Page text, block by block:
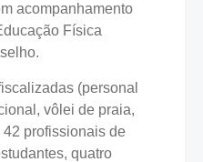
acompanhamento
Física
(personal
vôlei de praia,
42 profissionais de
quatro